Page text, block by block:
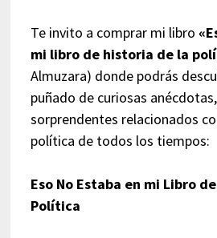
Te invito a comprar mi libro
mi libro de historia de la
Almuzara) donde podrás
puñado de curiosas
sorprendentes relacionados
política de todos los tiempos:
Eso No Estaba en mi Libro
Política